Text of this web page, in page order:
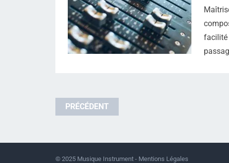
facilité
Pagination
des
PRÉCÉDENT
© 2025 Musique Instrument - Mentions Légales